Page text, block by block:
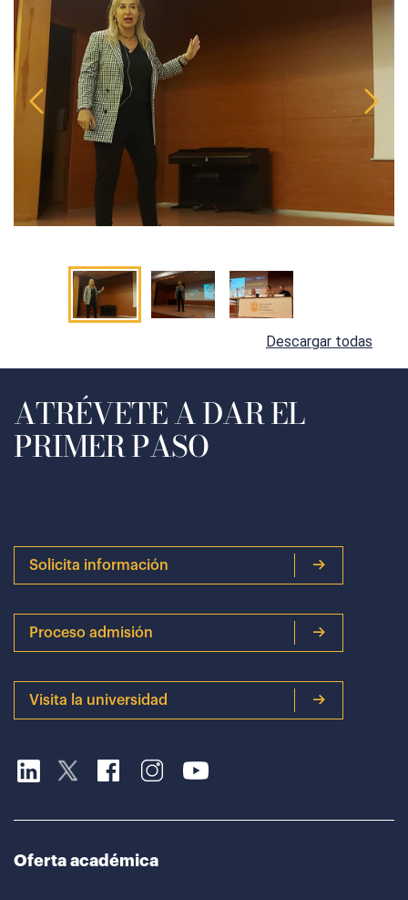
Descargar todas
ATRÉVETE A DAR EL
PRIMER PASO
Solicita información
Proceso admisión
Visita la universidad
Oferta académica